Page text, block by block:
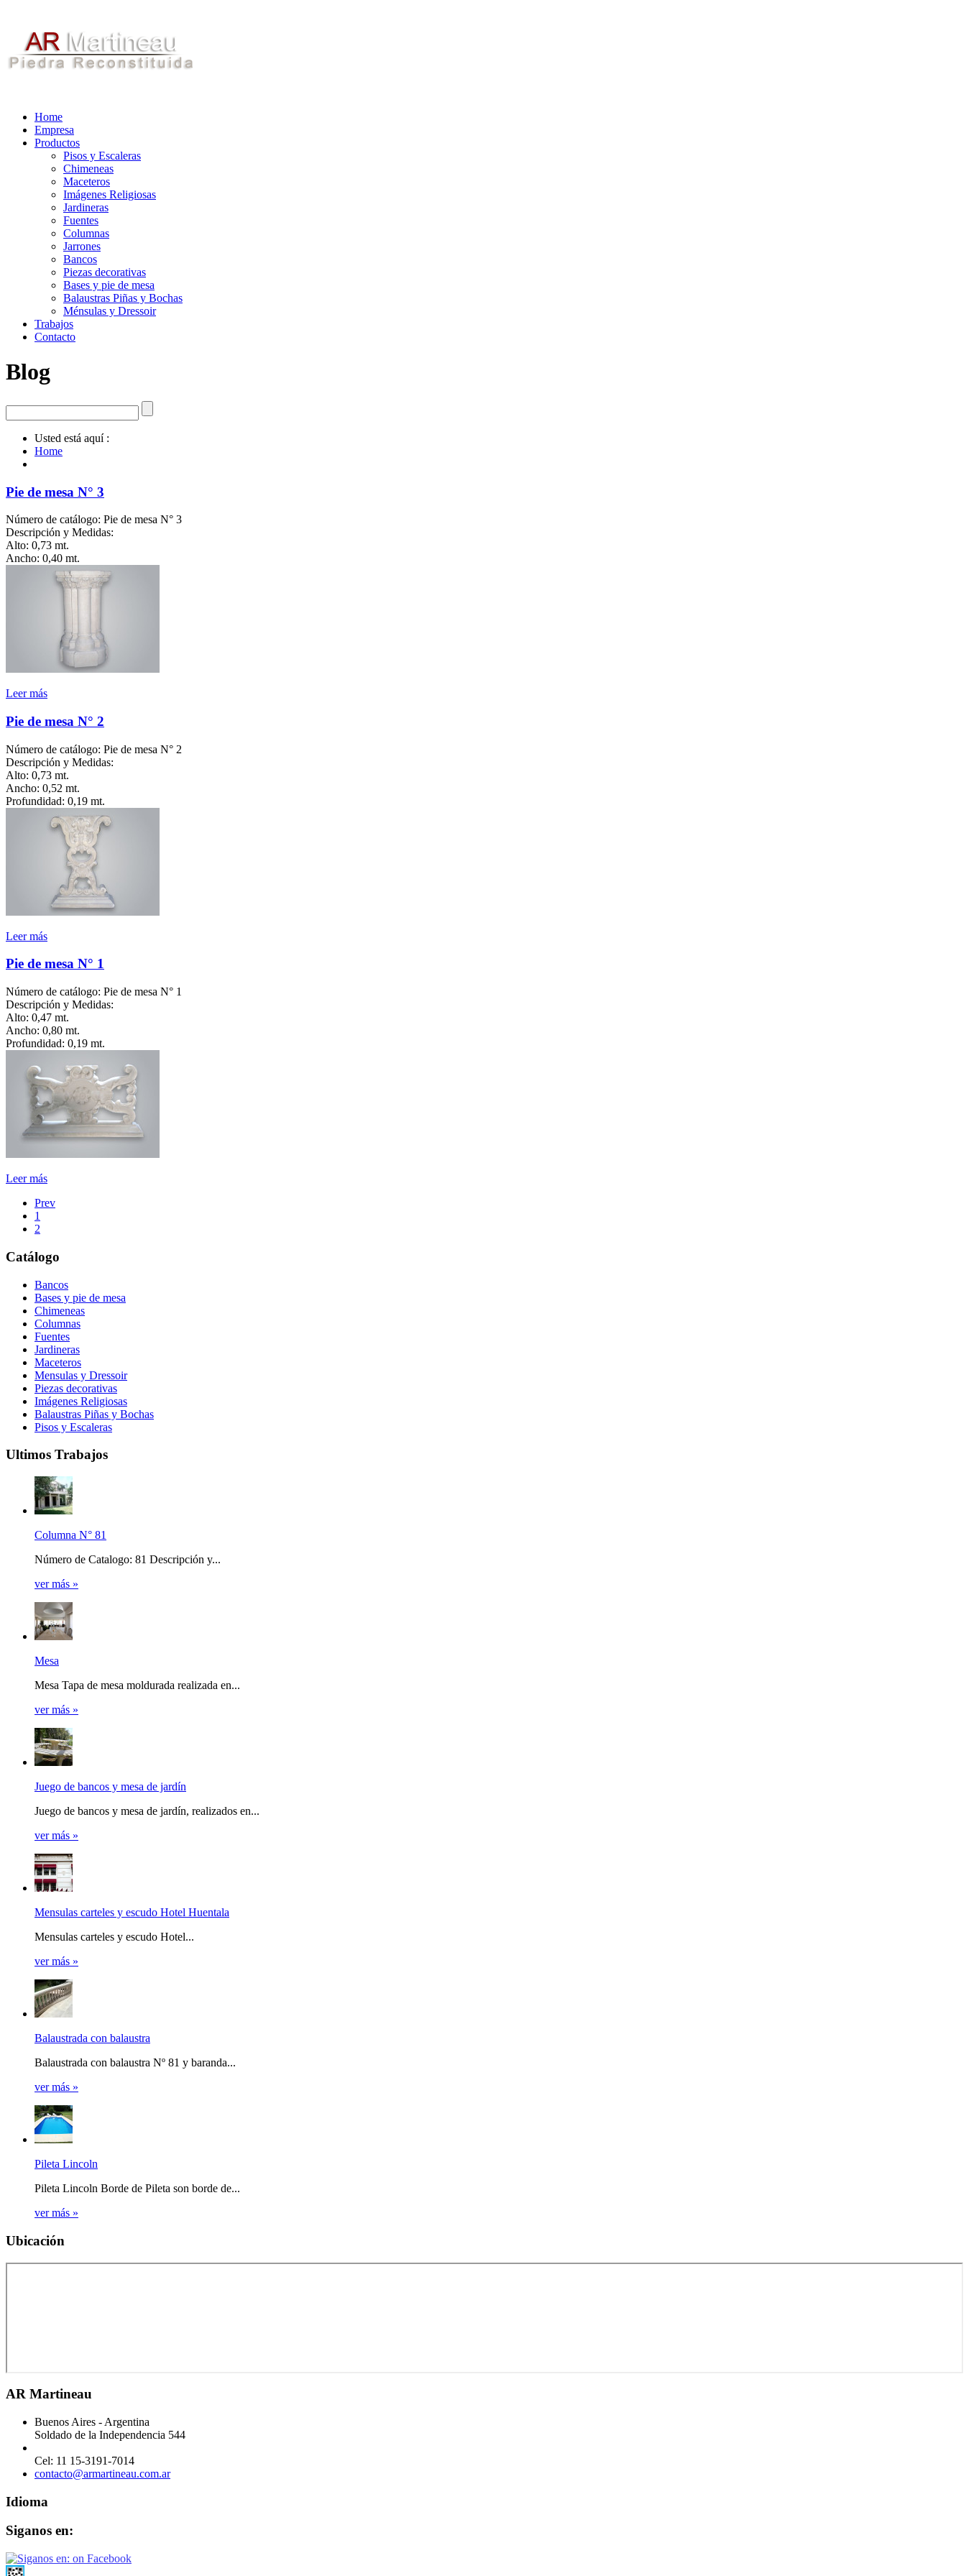
Home
Empresa
Productos
Pisos y Escaleras
Chimeneas
Maceteros
Imágenes Religiosas
Jardineras
Fuentes
Columnas
Jarrones
Bancos
Piezas decorativas
Bases y pie de mesa
Balaustras Piñas y Bochas
Ménsulas y Dressoir
Trabajos
Contacto
Blog
Usted está aquí :
Home
Pie de mesa N° 3
Número de catálogo: Pie de mesa N° 3
Descripción y Medidas:
Alto: 0,73 mt.
Ancho: 0,40 mt.
Leer más
Pie de mesa N° 2
Número de catálogo: Pie de mesa N° 2
Descripción y Medidas:
Alto: 0,73 mt.
Ancho: 0,52 mt.
Profundidad: 0,19 mt.
Leer más
Pie de mesa N° 1
Número de catálogo: Pie de mesa N° 1
Descripción y Medidas:
Alto: 0,47 mt.
Ancho: 0,80 mt.
Profundidad: 0,19 mt.
Leer más
Prev
1
2
Catálogo
Bancos
Bases y pie de mesa
Chimeneas
Columnas
Fuentes
Jardineras
Maceteros
Mensulas y Dressoir
Piezas decorativas
Imágenes Religiosas
Balaustras Piñas y Bochas
Pisos y Escaleras
Ultimos Trabajos
Columna N° 81
Número de Catalogo: 81 Descripción y...
ver más »
Mesa
Mesa Tapa de mesa moldurada realizada en...
ver más »
Juego de bancos y mesa de jardín
Juego de bancos y mesa de jardín, realizados en...
ver más »
Mensulas carteles y escudo Hotel Huentala
Mensulas carteles y escudo Hotel...
ver más »
Balaustrada con balaustra
Balaustrada con balaustra Nº 81 y baranda...
ver más »
Pileta Lincoln
Pileta Lincoln Borde de Pileta son borde de...
ver más »
Ubicación
AR Martineau
Buenos Aires - Argentina
Soldado de la Independencia 544
Cel: 11 15-3191-7014
contacto@armartineau.com.ar
Idioma
Siganos en: